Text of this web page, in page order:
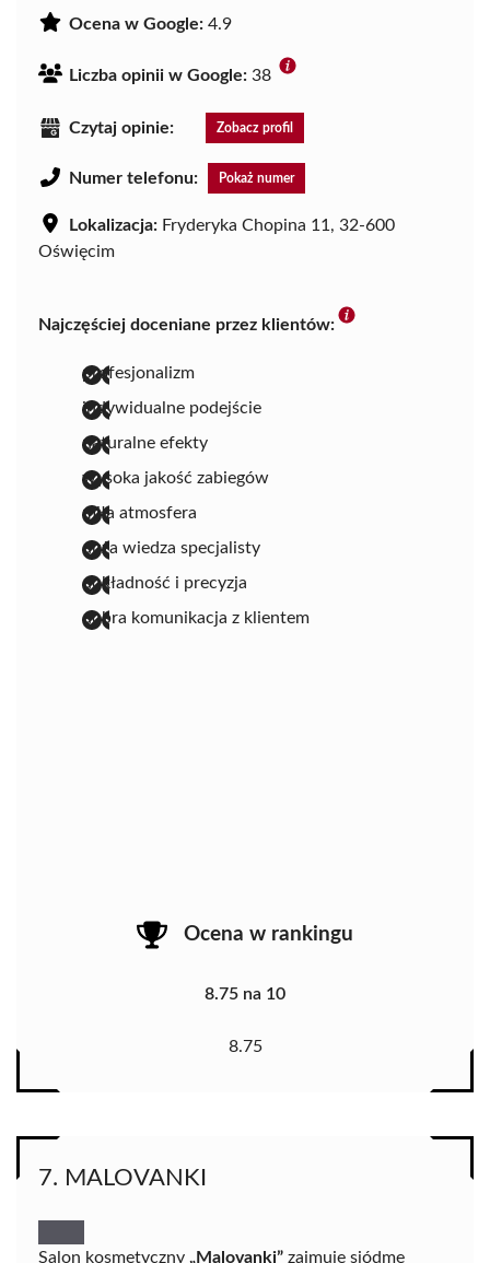
Ocena w Google: 4.9
Liczba opinii w Google: 38
Czytaj opinie: Zobacz profil
Numer telefonu: Pokaż numer
Lokalizacja: Fryderyka Chopina 11, 32-600
Oświęcim
Najczęściej doceniane przez klientów:
profesjonalizm
indywidualne podejście
naturalne efekty
wysoka jakość zabiegów
miła atmosfera
duża wiedza specjalisty
dokładność i precyzja
dobra komunikacja z klientem
Ocena w rankingu
8.75 na 10
8.75
7. MALOVANKI
Salon kosmetyczny „Malovanki” zajmuje siódme